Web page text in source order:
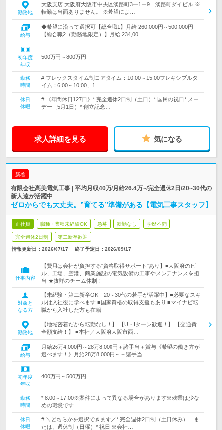
勤務地
大阪支店 大阪府大阪市中央区淡路町3ー1ー9 淡路町ダイビル ※
転勤は当面ありません。 ※希望によ…
給与
◆希望に沿って選択可【総合職1】月給 260,000円～500,000円
【総合職2（勤務地限定）】月給 234,00…
初年度
年収
500万円～800万円
勤務
時間
# フレックスタイム制コアタイム：10:00～15:00フレキシブルタ
イム：6:00～10:00、1…
休日
休暇
# 《年間休日127日》* 完全週休2日制（土日）* 国民の祝日* メー
デー（5月1日）* 創立記念…
求人詳細を見る 気になる
新着
有限会社高美電気工事 | 平均月収40万/月給26.4万~/完全週休2日/20~30代の
新人達が活躍中
ゼロからでも大丈夫。”育てる”準備がある【電気工事スタッフ】
正社員 職種・業種未経験OK 急募 転勤なし 学歴不問
完全週休2日制 第二新卒歓迎
情報更新日：2026/07/17 終了予定日： 2026/09/17
仕事内容
【費用は会社が負担する"資格取得サポート"あり】■大阪府のビ
ル、工場、空港、商業施設の電気設備の工事やメンテナンスを担
当 ★抜群のチーム体制！
対象と
なる方
【未経験・第二新卒OK｜20～30代の若手が活躍中】■必要なスキ
ルは入社後に学べます ■国家資格の取得支援もあり ■マイナビ転
職から入社した方も在籍
勤務地
【地域密着だから転勤なし！】 【U・Iターン歓迎！】 【交通費
全額支給！】 ■本社／大阪府大阪市西…
給与
月給26万4,000円～28万8,000円＋諸手当＋賞与《希望の働き方が
選べます！》月給28万8,000円～＋諸手当…
初年度
年収
400万円～500万円
勤務
時間
* 8:00～17:00※案件によって異なる場合があります※残業は少な
めの環境です
休日
休暇
# ＼どちらかを選択できます／* 完全週休2日制（土日休み） ま
たは、週休制（日曜）* 祝日 ※会社…